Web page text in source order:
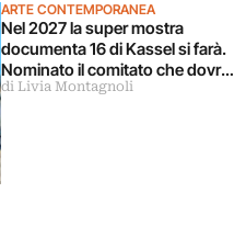
ARTE CONTEMPORANEA
Nel 2027 la super mostra
documenta 16 di Kassel si farà.
Nominato il comitato che dovrà
scegliere il curatore
di Livia Montagnoli